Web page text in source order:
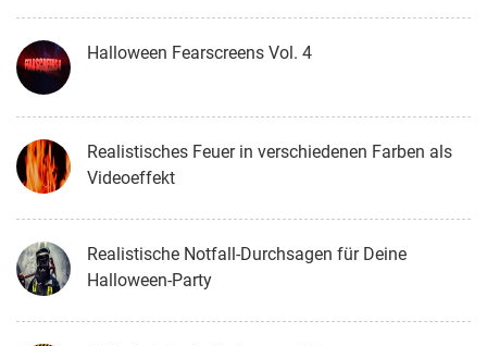
Halloween Fearscreens Vol. 4
Realistisches Feuer in verschiedenen Farben als
Videoeffekt
Realistische Notfall-Durchsagen für Deine
Halloween-Party